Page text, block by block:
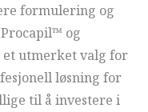
formulering og
og
et utmerket valg for
løsning for
til å investere i